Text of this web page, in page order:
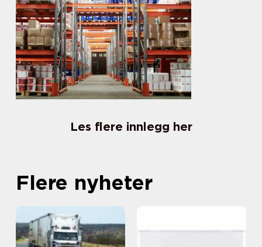
Les flere innlegg her
Flere nyheter